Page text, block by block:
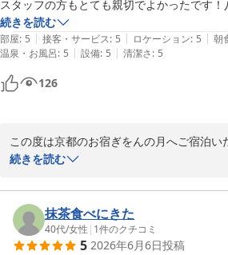
スタッフの方もとても親切でよかったです！
に泊まったのですが、近くてとても便利でし
続きを読む
部屋: 5 | 接客・サービス: 5 | ロケーション: 5 | 朝
温泉・お風呂: 5 | 設備: 5 | 清潔さ: 5
126
この度は京都のお宿ぎをんの月へご宿泊
ます。
と、大変嬉しく思います。
また、入浴剤とともに、ゆったりとしたひ
けたようで何よりでございます。
八坂神社でのご結婚式という大切な一日の
続きを読む
抹茶食べにきた
40代/女性 | 1件のクチコミ
5 2026年6月6日投稿